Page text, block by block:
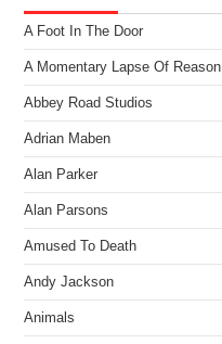
A Foot In The Door
A Momentary Lapse Of Reason
Abbey Road Studios
Adrian Maben
Alan Parker
Alan Parsons
Amused To Death
Andy Jackson
Animals